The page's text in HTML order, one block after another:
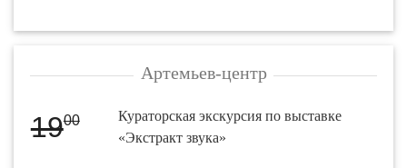
Артемьев-центр
1900
Кураторская экскурсия по выставке
«Экстракт звука»